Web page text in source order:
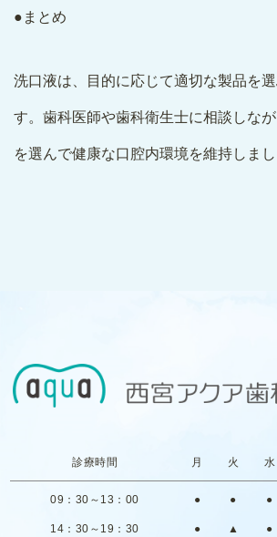
●まとめ
洗口液は、目的に応じて適切な製品を
す。歯科医師や歯科衛生士に相談しな
を選んで健康な口腔内環境を維持しま
診療時間 月 火 水
09：30～13：00 ● ● ●
14：30～19：30 ● ▲ ●